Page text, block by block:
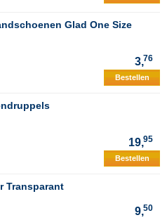
Glad One Size
3,76
Bestellen
19,95
Bestellen
Transparant
9,50